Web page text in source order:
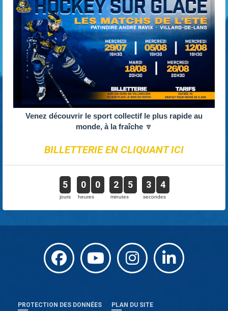
Venez découvrir le sport collectif le plus rapide au
monde, à la fraîche 🔽
BILLETTERIE EN CLIQUANT ICI
5
jours
0 0
heures
2 5
minutes
3 4
secondes
PROTECTION DES DONNÉES PLAN DU SITE